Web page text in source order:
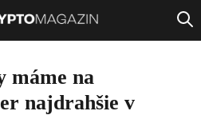
máme na
najdrahšie v